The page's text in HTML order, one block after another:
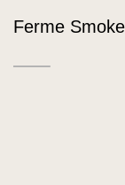
Ferme